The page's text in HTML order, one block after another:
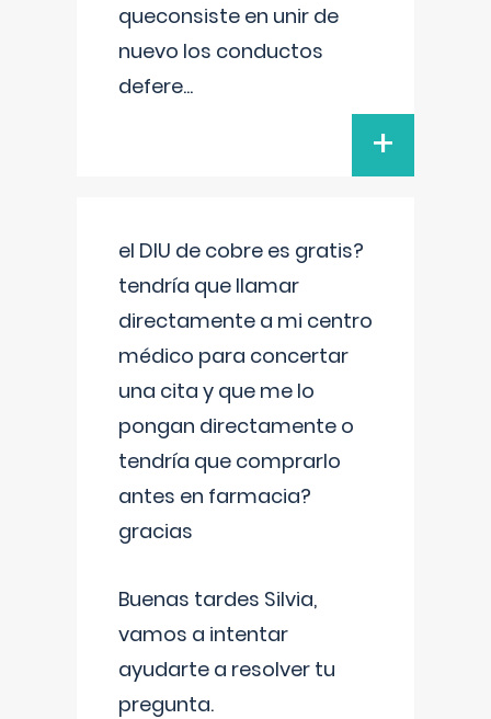
queconsiste en unir de
nuevo los conductos
defere...
+
el DIU de cobre es gratis?
tendría que llamar
directamente a mi centro
médico para concertar
una cita y que me lo
pongan directamente o
tendría que comprarlo
antes en farmacia?
gracias
Buenas tardes Silvia,
vamos a intentar
ayudarte a resolver tu
pregunta.